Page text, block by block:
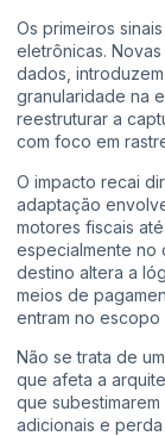
Os primeiros
eletrônicas.
dados,
granularidade na
reestruturar a
com foco em
O impacto recai
adaptação
motores fiscais
especialmente no
destino altera a
meios de
entram no escopo
Não se trata de
que afeta a
que
adicionais e